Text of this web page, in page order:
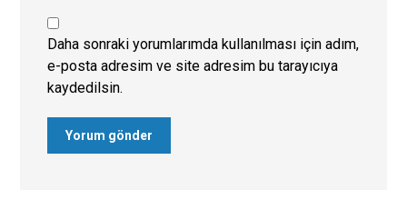
Daha sonraki yorumlarımda kullanılması için adım,
e-posta adresim ve site adresim bu tarayıcıya
kaydedilsin.